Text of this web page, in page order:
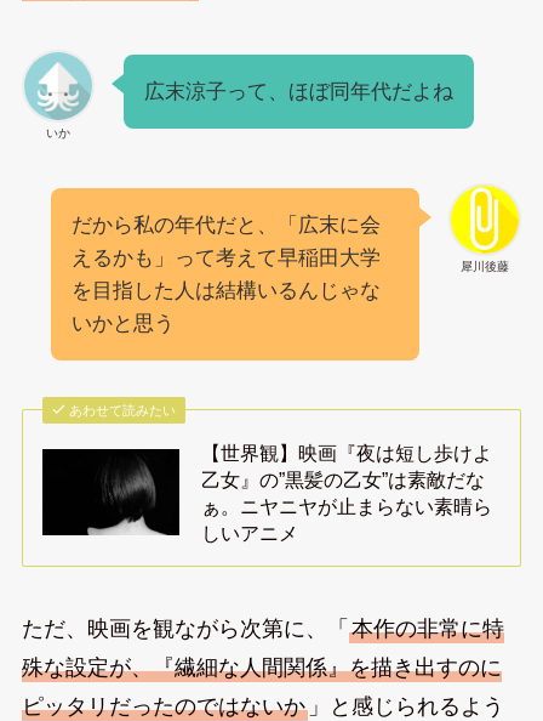
いか
広末涼子って、ほぼ同年代だよね
犀川後藤
だから私の年代だと、「広末に会
えるかも」って考えて早稲田大学
を目指した人は結構いるんじゃな
いかと思う
あわせて読みたい
【世界観】映画『夜は短し歩けよ
乙女』の”黒髪の乙女”は素敵だな
ぁ。ニヤニヤが止まらない素晴ら
しいアニメ
ただ、映画を観ながら次第に、「 本作の非常に特
殊な設定が、『繊細な人間関係』を描き出すのに
ピッタリだったのではないか」と感じられるよう